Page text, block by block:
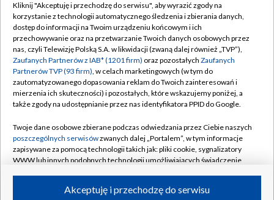
TVP
Abonament TVP
Emisja w TVP
Centrum informacji TVP
Naziemna Telewizja Cyfrowa
Rada Programowa
System NOS
Informacje o nadawcy
Program dla prasy
Regulamin TVP
Polityka prywatności
Moje zgody
Pomoc
Kontakt
Kanały
Kliknij "Akceptuję i przechodzę do serwisu", aby wyrazić zgody na
korzystanie z technologii automatycznego śledzenia i zbierania danych,
dostęp do informacji na Twoim urządzeniu końcowym i ich
przechowywanie oraz na przetwarzanie Twoich danych osobowych przez
nas, czyli Telewizję Polską S.A. w likwidacji (zwaną dalej również „TVP”),
Zaufanych Partnerów z IAB* (1201 firm) oraz pozostałych Zaufanych
Partnerów TVP (93 firm), w celach marketingowych (w tym do
zautomatyzowanego dopasowania reklam do Twoich zainteresowań i
mierzenia ich skuteczności) i pozostałych, które wskazujemy poniżej, a
także zgody na udostępnianie przez nas identyfikatora PPID do Google.
Twoje dane osobowe zbierane podczas odwiedzania przez Ciebie naszych
poszczególnych serwisówzwanych dalej „Portalem”, w tym informacje
zapisywane za pomocą technologii takich jak: pliki cookie, sygnalizatory
WWW lub innych podobnych technologii umożliwiających świadczenie
ruchu w Internecie.Akceptuję i przechodzę do serwisu